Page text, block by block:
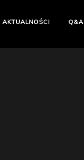
AKTUALNOŚCI Q&A